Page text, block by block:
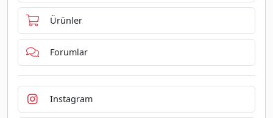
Ürünler
Forumlar
Instagram